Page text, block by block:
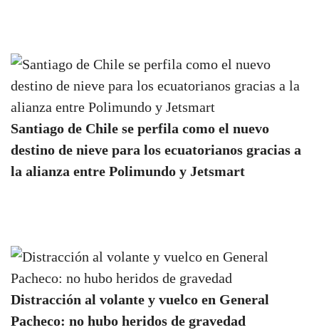
Santiago de Chile se perfila como el nuevo
destino de nieve para los ecuatorianos gracias a
la alianza entre Polimundo y Jetsmart
Distracción al volante y vuelco en General
Pacheco: no hubo heridos de gravedad